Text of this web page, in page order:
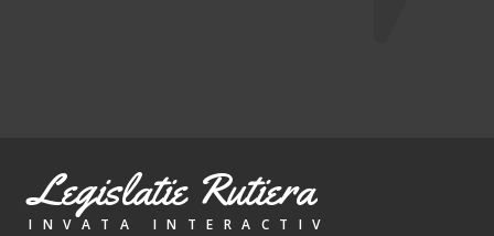
Legislatie Rutiera
INVATA INTERACTIV